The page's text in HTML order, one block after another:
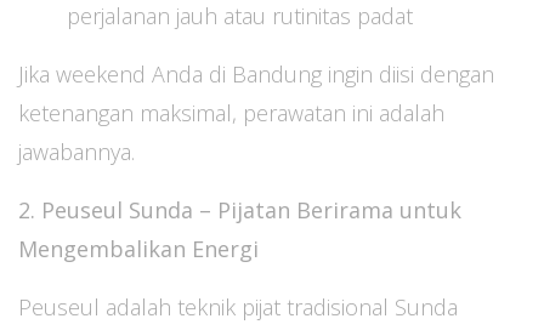
perjalanan jauh atau rutinitas padat
Jika weekend Anda di Bandung ingin diisi dengan
ketenangan maksimal, perawatan ini adalah
jawabannya.
2. Peuseul Sunda – Pijatan Berirama untuk
Mengembalikan Energi
Peuseul adalah teknik pijat tradisional Sunda